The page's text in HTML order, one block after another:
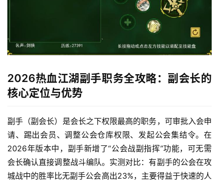
2026热血江湖副手职务全攻略：副会长的
核心定位与优势
副手（副会长）是会长之下权限最高的职务，可审批入会申
请、踢出会员、调整公会仓库权限、发起公会集结令。在
2026年版本中，副手新增了“公会战副指挥”功能，可无需
会长确认直接调整战斗编队。实测对比：有副手的公会在攻
城战中的胜率比无副手公会高出23%，主要得益于快速的人